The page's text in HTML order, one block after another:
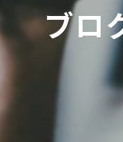
ブロ